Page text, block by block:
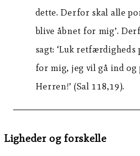
dette. Derfor skal alle
blive åbnet for mig’.
sagt: ‘Luk retfærdigheds
for mig, jeg vil gå ind og
Herren!’ (Sal 118,19).
Ligheder og forskelle